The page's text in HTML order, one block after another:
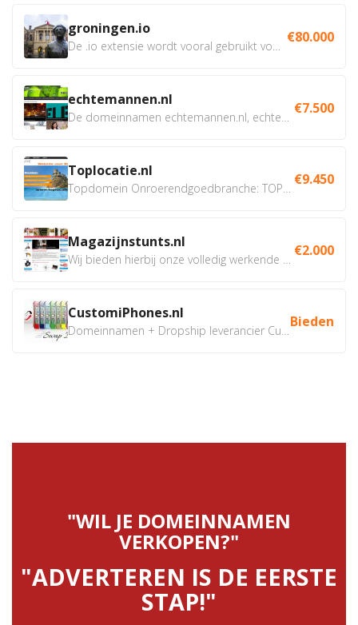
groningen.io €80.000
echtemannen.nl €7.500
Toplocatie.nl €9.450
Magazijnstunts.nl €2.000
CustomiPhones.nl Bieden
"WIL JE DOMEINNAMEN
VERKOPEN?"
"ADVERTEREN IS DE EERSTE
STAP!"